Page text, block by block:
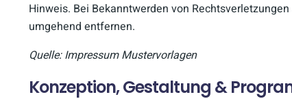
Hinweis. Bei Bekanntwerden von
umgehend entfernen.
Quelle: Impressum Mustervorlagen
Konzeption, Gestaltung &